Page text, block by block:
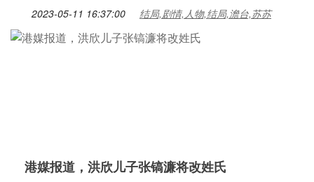
2023-05-11 16:37:00 结局,剧情,人物,结局,澹台,苏苏
港媒报道，洪欣儿子张镐濂将改姓氏